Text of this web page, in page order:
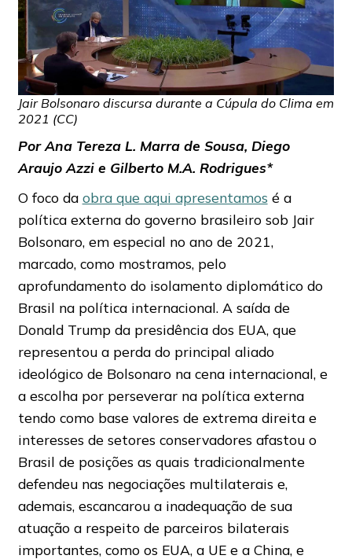
Jair Bolsonaro discursa durante a Cúpula do Clima em
2021 (CC)
Por Ana Tereza L. Marra de Sousa, Diego
Araujo Azzi e Gilberto M.A. Rodrigues*
O foco da obra que aqui apresentamos é a
política externa do governo brasileiro sob Jair
Bolsonaro, em especial no ano de 2021,
marcado, como mostramos, pelo
aprofundamento do isolamento diplomático do
Brasil na política internacional. A saída de
Donald Trump da presidência dos EUA, que
representou a perda do principal aliado
ideológico de Bolsonaro na cena internacional, e
a escolha por perseverar na política externa
tendo como base valores de extrema direita e
interesses de setores conservadores afastou o
Brasil de posições as quais tradicionalmente
defendeu nas negociações multilaterais e,
ademais, escancarou a inadequação de sua
atuação a respeito de parceiros bilaterais
importantes, como os EUA, a UE e a China, e